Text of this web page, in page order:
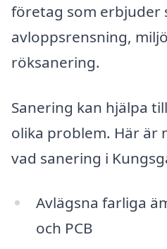
företag som erbjuder
avloppsrensning,
röksanering.
Sanering kan hjälpa
olika problem. Här är
vad sanering i
Avlägsna farliga
och PCB